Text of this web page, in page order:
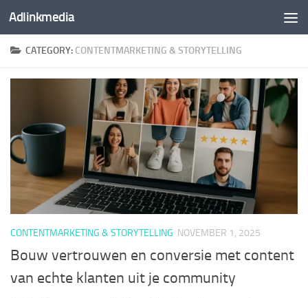
Skip to content
Adlinkmedia
CATEGORY: CONTENTMARKETING & STORYTELLING
CONTENTMARKETING & STORYTELLING NOVEMBER 1, 2025
Bouw vertrouwen en conversie met content
van echte klanten uit je community